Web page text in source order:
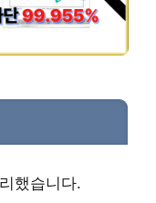
했습니다.